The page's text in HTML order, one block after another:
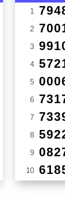
1
2
3
4
5
6
7
8
9
10